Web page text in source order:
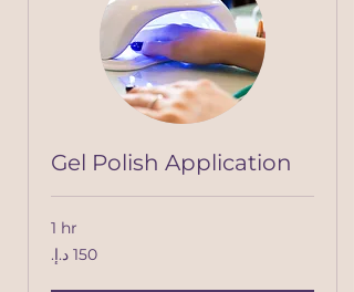
Gel Polish Application
1 hr
150
درهم